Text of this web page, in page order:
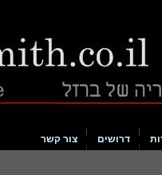
דרושים צור קשר